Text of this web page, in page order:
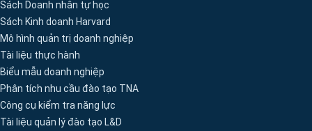
Sách Doanh nhân tự học
Sách Kinh doanh Harvard
Mô hình quản trị doanh nghiệp
Tài liệu thực hành
Biểu mẫu doanh nghiệp
Phân tích nhu cầu đào tạo TNA
Công cụ kiểm tra năng lực
Tài liệu quản lý đào tạo L&D